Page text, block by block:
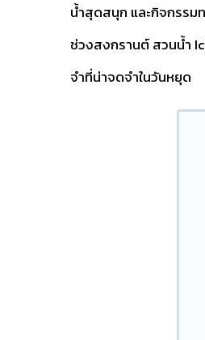
น้ำสุดสนุก และกิจกรรม
ช่วงสงกรานต์ สวนน้ำ
จำที่น่าจดจำในวันหยุด